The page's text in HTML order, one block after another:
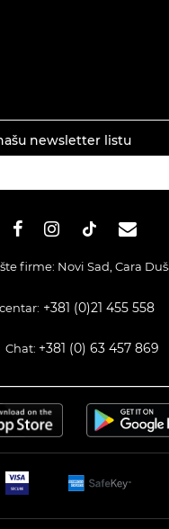
newsletter listu
firme: Novi Sad, Cara
+381 (0)21 455 558
Chat: +381 (0) 63 457 869